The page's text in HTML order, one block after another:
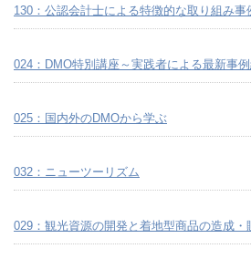
130：公認会計士による特徴的な取り組み事
024：DMO特別講座～実践者による最新事例
025：国内外のDMOから学ぶ
032：ニューツーリズム
029：観光資源の開発と着地型商品の造成・